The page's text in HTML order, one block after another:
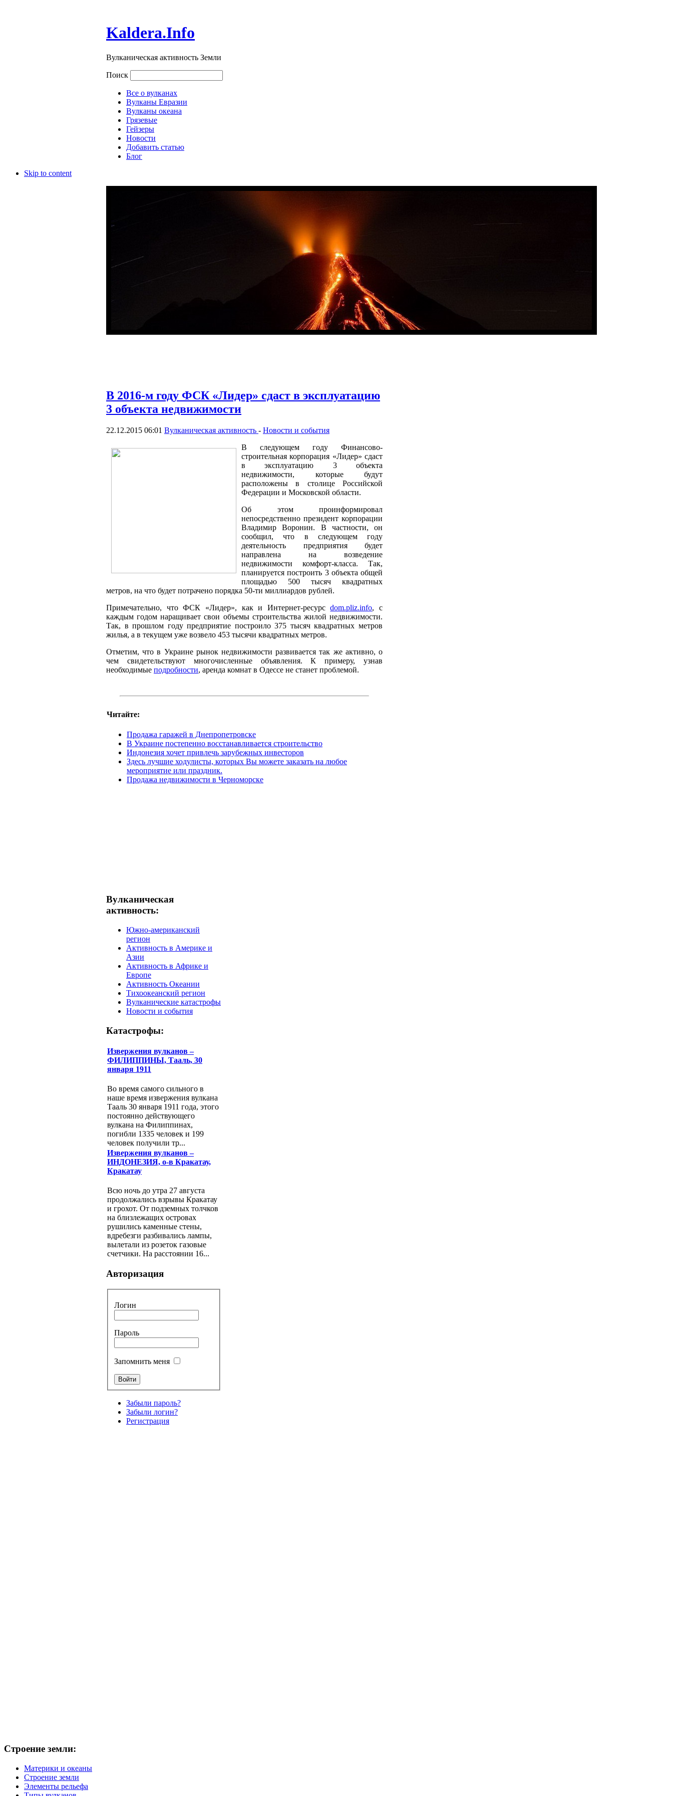
Kaldera.Info
Вулканическая активность Земли
Поиск
Все о вулканах
Вулканы Евразии
Вулканы океана
Грязевые
Гейзеры
Новости
Добавить статью
Блог
Skip to content
В 2016-м году ФСК «Лидер» сдаст в эксплуатацию
3 объекта недвижимости
22.12.2015 06:01 Вулканическая активность - Новости и события
В следующем году Финансово-
строительная корпорация «Лидер» сдаст
в эксплуатацию 3 объекта
недвижимости, которые будут
расположены в столице Российской
Федерации и Московской области.
Об этом проинформировал
непосредственно президент корпорации
Владимир Воронин. В частности, он
сообщил, что в следующем году
деятельность предприятия будет
направлена на возведение
недвижимости комфорт-класса. Так,
планируется построить 3 объекта общей
площадью 500 тысяч квадратных
метров, на что будет потрачено порядка 50-ти миллиардов рублей.
Примечательно, что ФСК «Лидер», как и Интернет-ресурсdom.pliz.info, с
каждым годом наращивает свои объемы строительства жилой недвижимости.
Так, в прошлом году предприятие построило 375 тысяч квадратных метров
жилья, а в текущем уже возвело 453 тысячи квадратных метров.
Отметим, что в Украине рынок недвижимости развивается так же активно, о
чем свидетельствуют многочисленные объявления. К примеру, узнав
необходимые подробности, аренда комнат в Одессе не станет проблемой.
Читайте:
Продажа гаражей в Днепропетровске
В Украине постепенно восстанавливается строительство
Индонезия хочет привлечь зарубежных инвесторов
Здесь лучшие ходулисты, которых Вы можете заказать на любое
мероприятие или праздник.
Продажа недвижимости в Черноморске
Вулканическая
активность:
Южно-американский
регион
Активность в Америке и
Азии
Активность в Африке и
Европе
Активность Океании
Тихоокеанский регион
Вулканические катастрофы
Новости и события
Катастрофы:
Извержения вулканов –
ФИЛИППИНЫ, Тааль, 30
января 1911
Во время самого сильного в
наше время извержения вулкана
Тааль 30 января 1911 года, этого
постоянно действующего
вулкана на Филиппинах,
погибли 1335 человек и 199
человек получили тр...
Извержения вулканов –
ИНДОНЕЗИЯ, о-в Кракатау,
Кракатау
Всю ночь до утра 27 августа
продолжались взрывы Кракатау
и грохот. От подземных толчков
на близлежащих островах
рушились каменные стены,
вдребезги разбивались лампы,
вылетали из розеток газовые
счетчики. На расстоянии 16...
Авторизация
Логин
Пароль
Запомнить меня
Забыли пароль?
Забыли логин?
Регистрация
Строение земли:
Материки и океаны
Строение земли
Элементы рельефа